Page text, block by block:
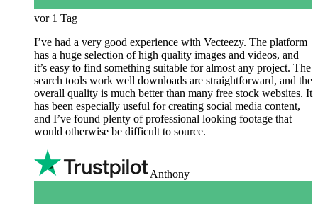
vor 1 Tag
I’ve had a very good experience with Vecteezy. The platform
has a huge selection of high quality images and videos, and
it’s easy to find something suitable for almost any project. The
search tools work well downloads are straightforward, and the
overall quality is much better than many free stock websites. It
has been especially useful for creating social media content,
and I’ve found plenty of professional looking footage that
would otherwise be difficult to source.
Anthony